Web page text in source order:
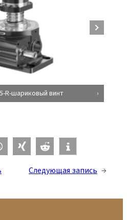
R-шариковый винт
Следующая запись →